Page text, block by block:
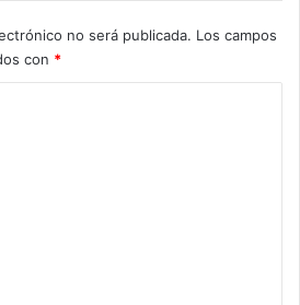
no será publicada. Los campos
con *